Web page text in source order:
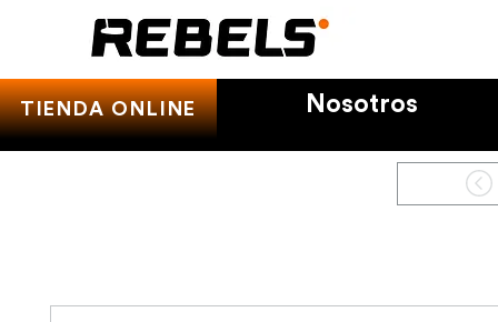
TIENDA ONLINE Nosotros